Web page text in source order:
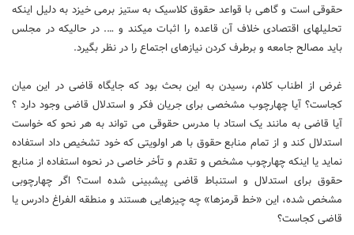
حقوقی است و گاهی با قواعد حقوق کلاسیک به ستیز برمی ‏خیزد به دلیل اینکه
تحلیل‏های اقتصادی خلاف آن قاعده را اثبات می‏کند و …. در حالیکه در مجلس
باید مصالح جامعه و برطرف کردن نیازهای اجتماع را در نظر بگیرد.
غرض از اطناب کلام، رسیدن به این بحث بود که جایگاه قاضی در این میان
کجاست؟ آیا چهارچوب مشخصی برای جریان فکر و استدلال قاضی وجود دارد ؟
آیا قاضی به مانند یک استاد با مدرس حقوقی می‏ تواند به هر نحو که خواست
استدلال کند و از تمام منابع حقوق با هر اولویتی که خود تشخیص داد استفاده
نماید یا اینکه چهارچوب مشخص و تقدم و تأخر خاصی در نحوه استفاده از منابع
حقوق برای استدلال و استنباط قاضی پیش‏بینی شده است؟ اگر چهارچوبی
مشخص شده، این «خط قرمزها» چه چیزهایی هستند و منطقه الفراغ دادرس یا
قاضی کجاست؟